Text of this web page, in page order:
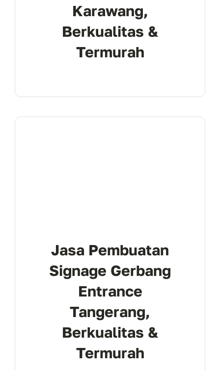
Karawang,
Berkualitas &
Termurah
Jasa Pembuatan
Signage Gerbang
Entrance
Tangerang,
Berkualitas &
Termurah